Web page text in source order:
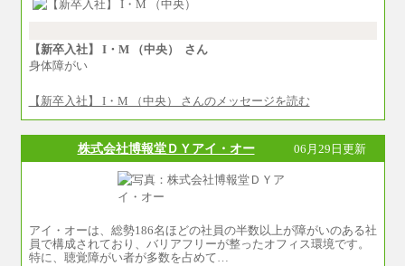
①月給：270,000円～320,000円
⑤⑥月給：225,000円～300,000円
※経験、能力等を考慮の上、当社規定により決
※試用期間中も給与に変更はございません。
【新卒入社】 I・M （中央） さん
身体障がい
【新卒入社】 I・M （中央） さんのメッセージを読む
株式会社博報堂ＤＹアイ・オー 06月29日更新
アイ・オーは、総勢186名ほどの社員の半数以上が障がいのある社
員で構成されており、バリアフリーが整ったオフィス環境です。
特に、聴覚障がい者が多数を占めて…